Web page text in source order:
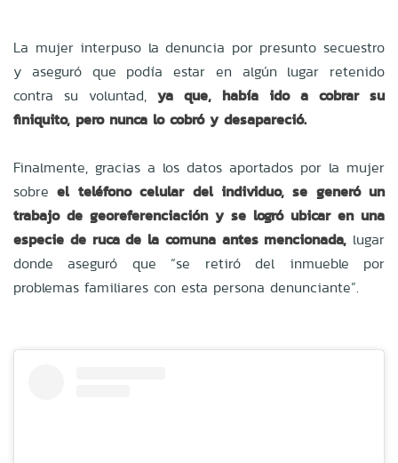
La mujer interpuso la denuncia por presunto secuestro
y aseguró que podía estar en algún lugar retenido
contra su voluntad, ya que, había ido a cobrar su
finiquito, pero nunca lo cobró y desapareció.
Finalmente, gracias a los datos aportados por la mujer
sobreel teléfono celular del individuo, se generó un
trabajo de georeferenciación y se logró ubicar en una
especie de ruca de la comuna antes mencionada, lugar
donde aseguró que “se retiró del inmueble por
problemas familiares con esta persona denunciante”.